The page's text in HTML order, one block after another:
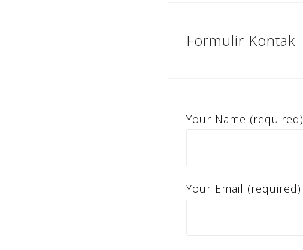
Formulir Kontak
Your Name (required)
Your Email (required)